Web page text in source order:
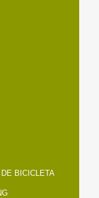
BICICLETA